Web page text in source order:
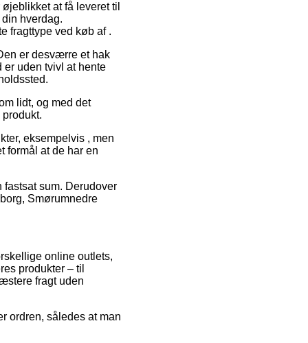
at få leveret til
hverdag.
fragttype ved køb af .
er desværre et hak
uden tvivl at hente
lidt, og med det
eksempelvis , men
formål at de har en
sum. Derudover
Smørumnedre
online outlets,
produkter – til
fragt uden
ordren, således at man